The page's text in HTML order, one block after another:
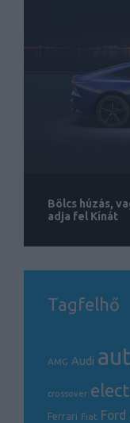
Bölcs húzás,
adja fel Kínát
Tagfelhő
AMG Audi
crossover
Ferrari Fiat Ford